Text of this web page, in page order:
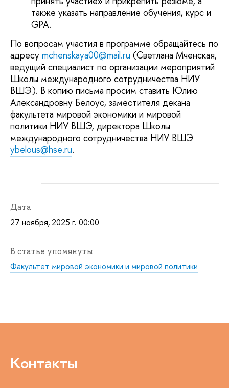
также указать направление обучения, курс и
GPA.
По вопросам участия в программе обращайтесь по
адресу mchenskaya00@mail.ru (Светлана Мченская,
ведущий специалист по организации мероприятий
Школы международного сотрудничества НИУ
ВШЭ). В копию письма просим ставить Юлию
Александровну Белоус, заместителя декана
факультета мировой экономики и мировой
политики НИУ ВШЭ, директора Школы
международного сотрудничества НИУ ВШЭ
ybelous@hse.ru.
Дата
27 ноября, 2025 г. 00:00
В статье упомянуты
Факультет мировой экономики и мировой политики
Контакты